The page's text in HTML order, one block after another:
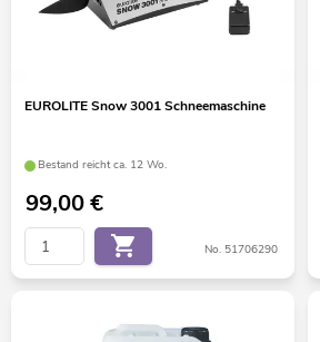
EUROLITE Snow 3001 Schneemaschine
Bestand reicht ca. 12 Wo.
99,00€
No. 51706290